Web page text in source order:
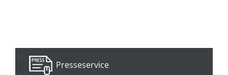
Presseservice